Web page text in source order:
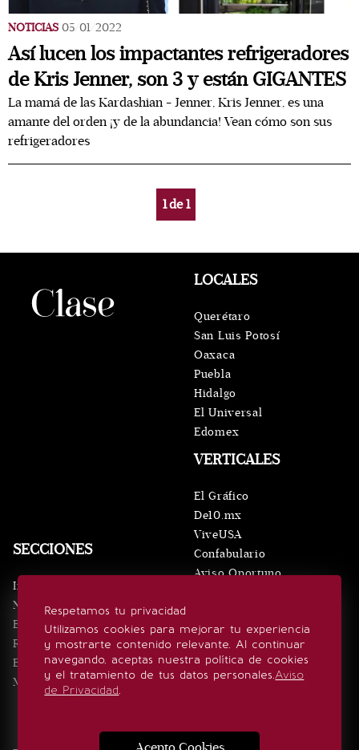
NOTICIAS 05/01/2022
Así lucen los impactantes refrigeradores
de Kris Jenner, son 3 y están GIGANTES
La mamá de las Kardashian - Jenner, Kris Jenner, es una
amante del orden ¡y de la abundancia! Vean cómo son sus
refrigeradores
1de1
Respetamos tu privacidad
Utilizamos cookies para mejorar tu experiencia
y mostrarte contenido relevante. Al continuar
navegando, aceptas nuestra política de cookies
y el tratamiento de tus datos personales.Aviso
de Privacidad.
SECCIONES
Inicio
Noticias
Eventos
Realeza
Estilo de vida
Minuto x Minuto
VERTICALES
El Gráfico
De10.mx
ViveUSA
Confabulario
Aviso Oportuno
LOCALES
Querétaro
San Luis Potosí
Oaxaca
Puebla
Hidalgo
El Universal
Edomex
SÍGUENOS